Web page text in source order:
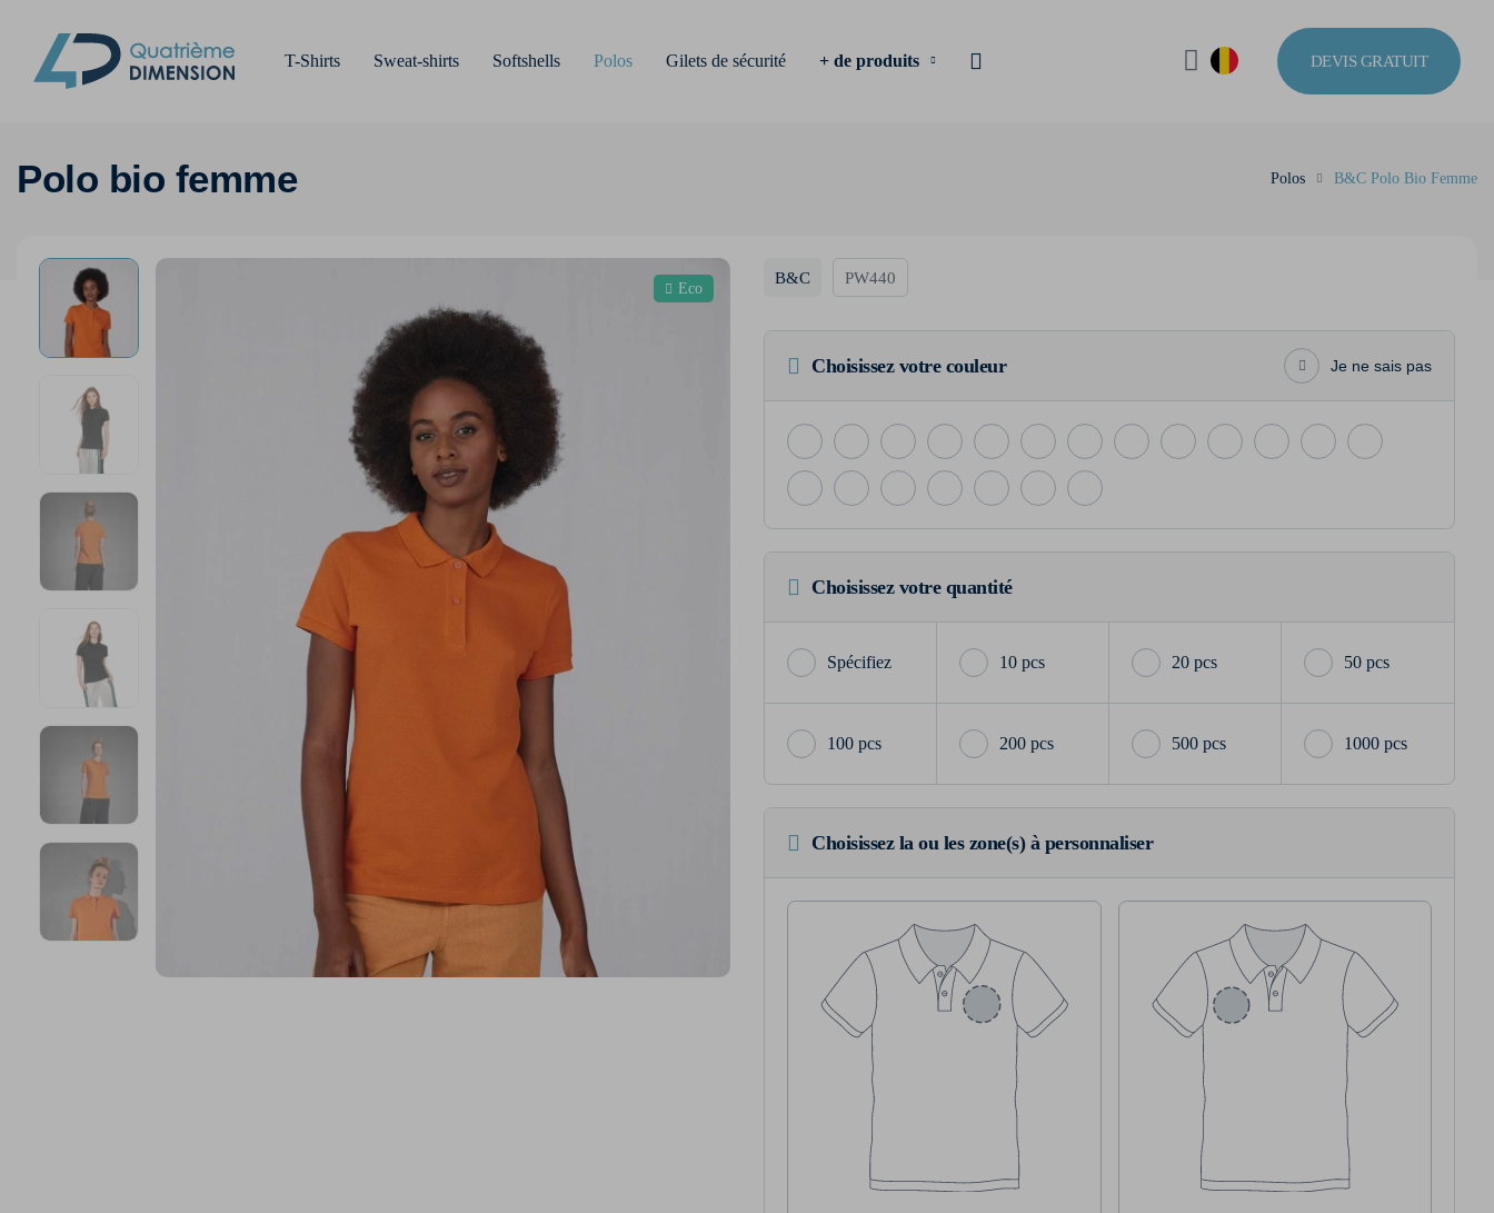
T-Shirts Sweat-shirts Softshells Polos Gilets de sécurité + de produits DEVIS GRATUIT
Polo bio femme Polos B&C Polo Bio Femme
Eco
B&C PW440
Choisissez votre couleur Je ne sais pas
Choisissez votre quantité
10 pcs 20 pcs 50 pcs
100 pcs 200 pcs 500 pcs 1000 pcs
Choisissez la ou les zone(s) à personnaliser